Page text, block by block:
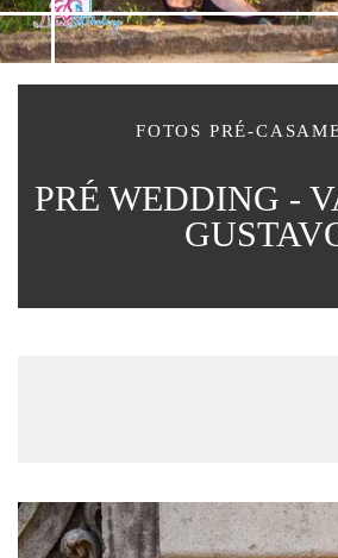
FOTOS PRÉ-
PRÉ WEDDING -